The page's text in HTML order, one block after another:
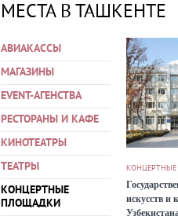
МЕСТА В ТАШКЕНТЕ
АВИАКАССЫ
МАГАЗИНЫ
EVENT-АГЕНСТВА
РЕСТОРАНЫ И КАФЕ
КИНОТЕАТРЫ
ТЕАТРЫ
КОНЦЕРТНЫЕ
ПЛОЩАДКИ
искусств и